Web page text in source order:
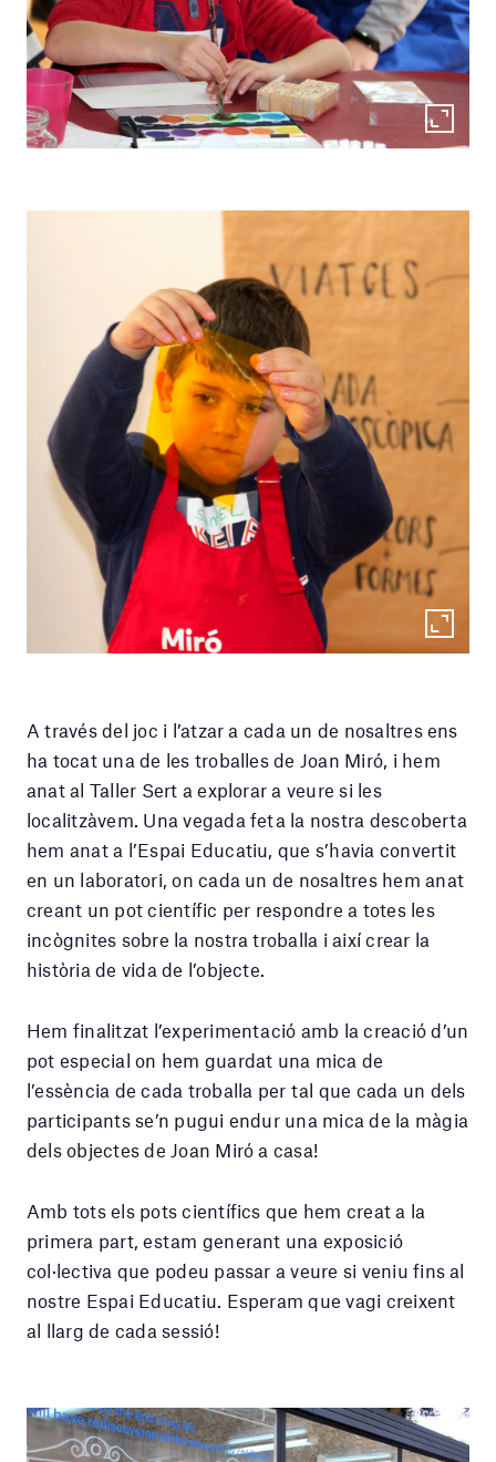
A través del joc i l’atzar a cada un de nosaltres ens
ha tocat una de les troballes de Joan Miró, i hem
anat al Taller Sert a explorar a veure si les
localitzàvem. Una vegada feta la nostra descoberta
hem anat a l’Espai Educatiu, que s’havia convertit
en un laboratori, on cada un de nosaltres hem anat
creant un pot científic per respondre a totes les
incògnites sobre la nostra troballa i així crear la
història de vida de l’objecte.
Hem finalitzat l’experimentació amb la creació d’un
pot especial on hem guardat una mica de
l’essència de cada troballa per tal que cada un dels
participants se’n pugui endur una mica de la màgia
dels objectes de Joan Miró a casa!
Amb tots els pots científics que hem creat a la
primera part, estam generant una exposició
col·lectiva que podeu passar a veure si veniu fins al
nostre Espai Educatiu. Esperam que vagi creixent
al llarg de cada sessió!